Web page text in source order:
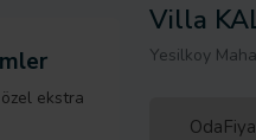
ekstra
Villa
Yesilkoy